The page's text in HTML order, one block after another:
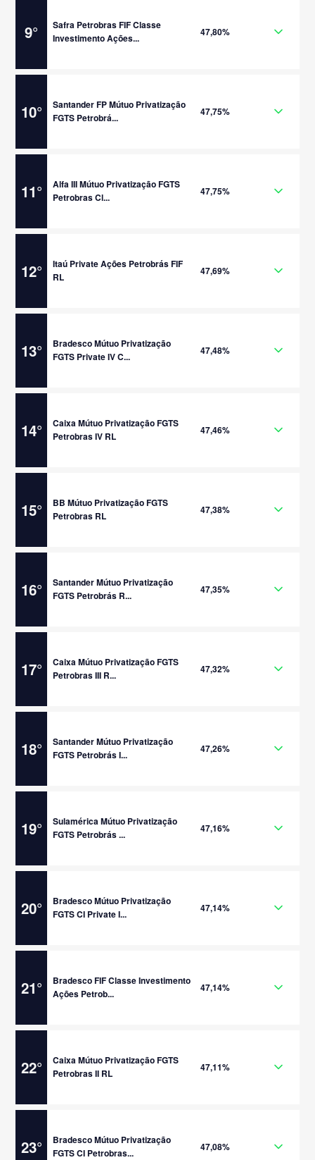
9°
Safra Petrobras FIF Classe
Investimento Ações...
47,80%
10°
Santander FP Mútuo Privatização
FGTS Petrobrá...
47,75%
11°
Alfa III Mútuo Privatização FGTS
Petrobras Cl...
47,75%
12°
Itaú Private Ações Petrobrás FIF
RL
47,69%
13°
Bradesco Mútuo Privatização
FGTS Private IV C...
47,48%
14°
Caixa Mútuo Privatização FGTS
Petrobras IV RL
47,46%
15°
BB Mútuo Privatização FGTS
Petrobras RL
47,38%
16°
Santander Mútuo Privatização
FGTS Petrobrás R...
47,35%
17°
Caixa Mútuo Privatização FGTS
Petrobras III R...
47,32%
18°
Santander Mútuo Privatização
FGTS Petrobrás I...
47,26%
19°
Sulamérica Mútuo Privatização
FGTS Petrobrás ...
47,16%
20°
Bradesco Mútuo Privatização
FGTS CI Private I...
47,14%
21°
Bradesco FIF Classe Investimento
Ações Petrob...
47,14%
22°
Caixa Mútuo Privatização FGTS
Petrobras II RL
47,11%
23°
Bradesco Mútuo Privatização
FGTS CI Petrobras...
47,08%